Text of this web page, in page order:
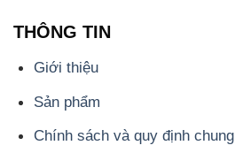
THÔNG TIN
Giới thiệu
Sản phẩm
Chính sách và quy định chung